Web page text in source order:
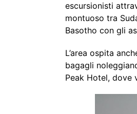
escursionisti
montuoso tra
Basotho con gli
L’area ospita
bagagli
Peak Hotel, dove